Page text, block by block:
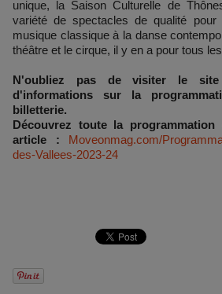
unique, la Saison Culturelle de
variété de spectacles de qualité
musique classique à la danse
théâtre et le cirque, il y en a pour tous
N'oubliez pas de visiter le
d'informations sur la
billetterie.
Découvrez toute la
article :
Moveonmag.com/
des-Vallees-2023-24